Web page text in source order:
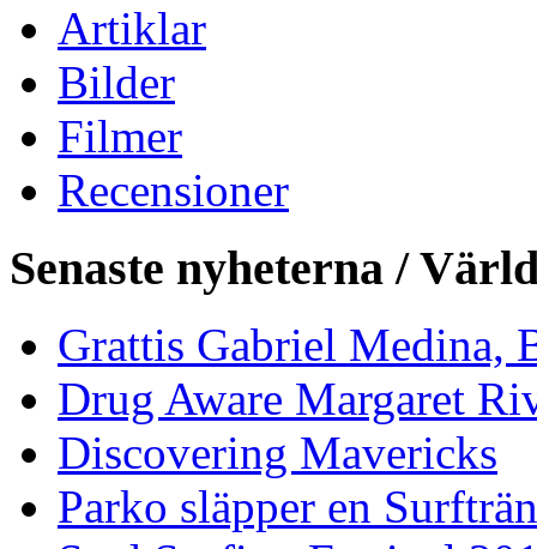
Artiklar
Bilder
Filmer
Recensioner
Senaste nyheterna /
Grattis Gabriel Medina,
Drug Aware Margaret
Discovering Mavericks
Parko släpper en